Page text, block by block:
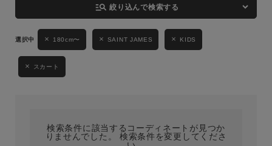
性別
MENS LADIES
manage_search 絞り込んで検索する
180cm〜 SAINT JAMES KIDS
スカート
検索条件に該当するコーディネートが見つか
りませんでした。 検索条件を変更してくださ